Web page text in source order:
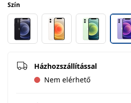
Szín
Házhozszállítással
Nem elérhető